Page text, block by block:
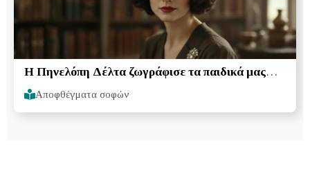
Η Πηνελόπη Δέλτα ζωγράφισε τα παιδικά μας
όνειρα μέσα από τα βιβλία της
Αποφθέγματα σοφών